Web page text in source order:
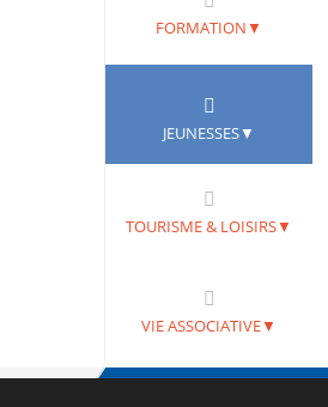
FORMATION▼
JEUNESSES▼
TOURISME & LOISIRS▼
VIE ASSOCIATIVE▼